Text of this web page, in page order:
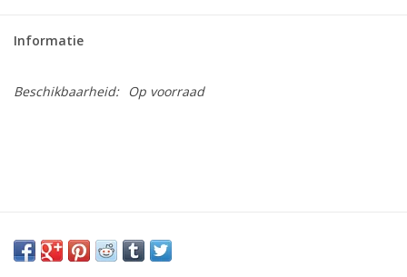
Informatie
Beschikbaarheid: Op voorraad